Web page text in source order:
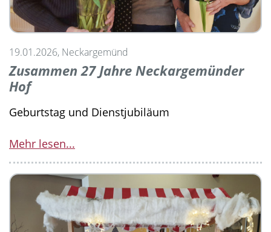
19.01.2026, Neckargemünd
Zusammen 27 Jahre Neckargemünder
Hof
Geburtstag und Dienstjubiläum
Mehr lesen...